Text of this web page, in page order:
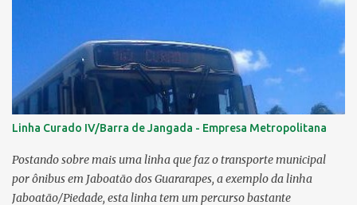
Ônibus , a Volare, que não faz parte da associação, fabricou neste
ano, 327 modelos urbanos. O que aconteceu com a Comil ? A Comil
vem de um processo de recuperação judicial e fechamento de filial,
o que em 2025 fez com que a encarroçadora só produzisse 16
unidades de ônibus urbanos, a empresa têm mantido o foco em
rodoviários, ficando em segundo lugar na produção, perdendo
apenas para a Marcopolo. O último modelo urbano lançado pela
Comil foi o Svelto BRS 2019. Em solo pernambucano uma das
últimas aquis...
Linha Curado IV/Barra de Jangada - Empresa Metropolitana
Postando sobre mais uma linha que faz o transporte municipal
por ônibus em Jaboatão dos Guararapes, a exemplo da linha
Jaboatão/Piedade, esta linha tem um percurso bastante